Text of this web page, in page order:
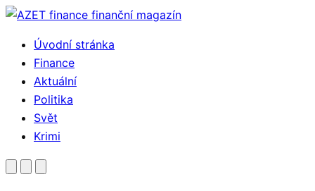
Přejít
obsahuÚvodní stránka
Finance
Aktuální
Politika
Svět
Krimi